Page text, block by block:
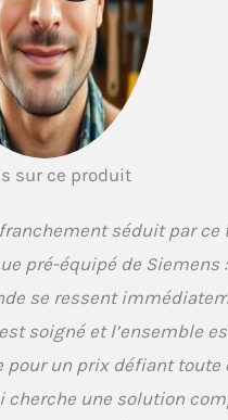
Dimensions :
mm Largeur :
Profondeur : 97
sur ce produit
franchement séduit par ce
pré-équipé de Siemens
se ressent
soigné et l’ensemble
pour un prix défiant toute
cherche une solution